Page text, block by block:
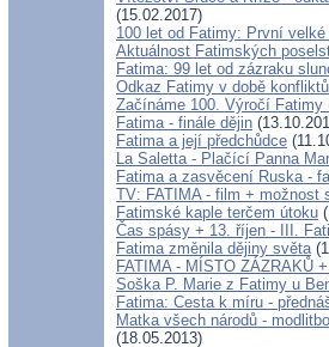
(15.02.2017)
100 let od Fatimy: První
Aktuálnost Fatimských
Fatima: 99 let od zázraku
Odkaz Fatimy v době konfliktů
Začínáme 100. Výročí Fatimy
Fatima - finále dějin
Fatima a její předchůdce
La Saletta - Plačící Panna
Fatima a zasvěcení Ruska -
TV: FATIMA - film + možnost
Fatimské kaple terčem útoku
Čas spásy + 13. říjen - III.
Fatima změnila dějiny světa
FATIMA - MÍSTO ZÁZRAKŮ
Soška P. Marie z Fatimy u
Fatima: Cesta k míru -
Matka všech národů -
(18.05.2013)